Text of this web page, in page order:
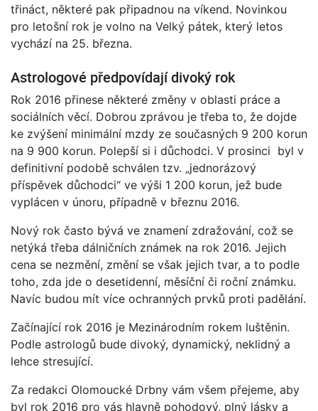
třináct, některé pak připadnou na víkend. Novinkou
pro letošní rok je volno na Velký pátek, který letos
vychází na 25. března.
Astrologové předpovídají divoký rok
Rok 2016 přinese některé změny v oblasti práce a
sociálních věcí. Dobrou zprávou je třeba to, že dojde
ke zvýšení minimální mzdy ze současných 9 200 korun
na 9 900 korun. Polepší si i důchodci. V prosinci byl v
definitivní podobě schválen tzv. „jednorázový
příspěvek důchodci“ ve výši 1 200 korun, jež bude
vyplácen v únoru, případně v březnu 2016.
Nový rok často bývá ve znamení zdražování, což se
netýká třeba dálničních známek na rok 2016. Jejich
cena se nezmění, změní se však jejich tvar, a to podle
toho, zda jde o desetidenní, měsíční či roční známku.
Navíc budou mít více ochranných prvků proti padělání.
Začínající rok 2016 je Mezinárodním rokem luštěnin.
Podle astrologů bude divoký, dynamický, neklidný a
lehce stresující.
Za redakci Olomoucké Drbny vám všem přejeme, aby
byl rok 2016 pro vás hlavně pohodový, plný lásky a